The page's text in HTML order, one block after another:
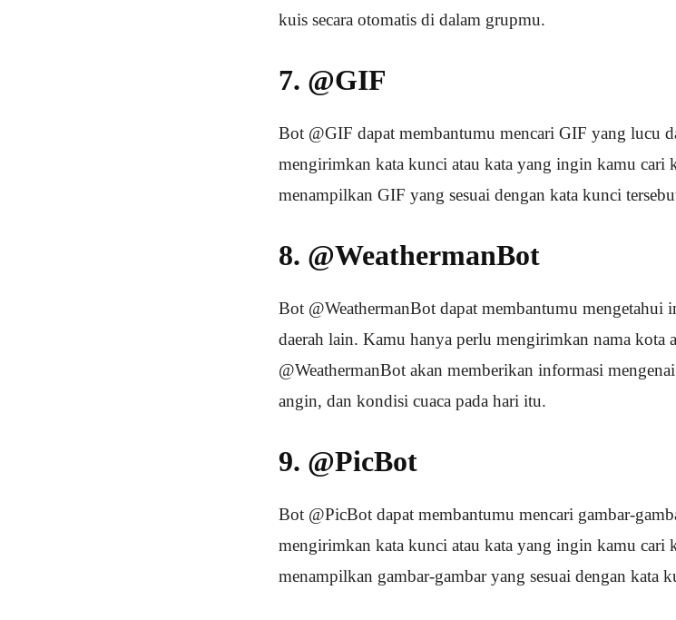
kuis secara otomatis di dalam grupmu.
7. @GIF
Bot @GIF dapat membantumu mencari GIF yang lucu
mengirimkan kata kunci atau kata yang ingin kamu cari
menampilkan GIF yang sesuai dengan kata kunci
8. @WeathermanBot
Bot @WeathermanBot dapat membantumu mengetahui
daerah lain. Kamu hanya perlu mengirimkan nama kota
@WeathermanBot akan memberikan informasi
angin, dan kondisi cuaca pada hari itu.
9. @PicBot
Bot @PicBot dapat membantumu mencari gambar-
mengirimkan kata kunci atau kata yang ingin kamu cari
menampilkan gambar-gambar yang sesuai dengan kata